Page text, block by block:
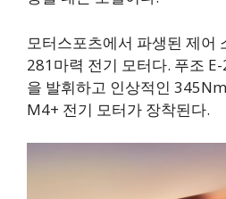
모터스포츠에서 파생된 제어
281마력 전기 모터다. 푸조
을 발휘하고 인상적인
M4+ 전기 모터가 장착된다.